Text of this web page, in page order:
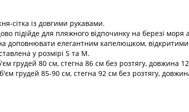
сітка із довгими рукавами.
підійде для пляжного відпочинку на березі моря
доповнювати елегантним капелюшком,
у розмірі S та М.
грудей 80 см, стегна 86 см без розтягу, довжина
грудей 85-90 см, стегна 92 см без розтягу,